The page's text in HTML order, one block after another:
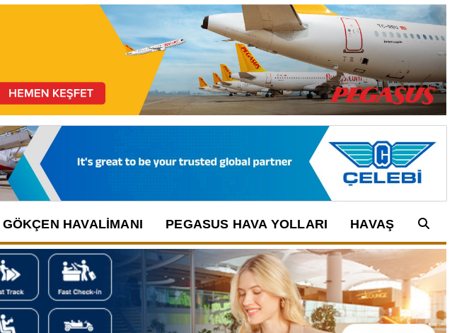
HAVALIMANI PEGASUS HAVA YOLLARI HAVAŞ
Arama: